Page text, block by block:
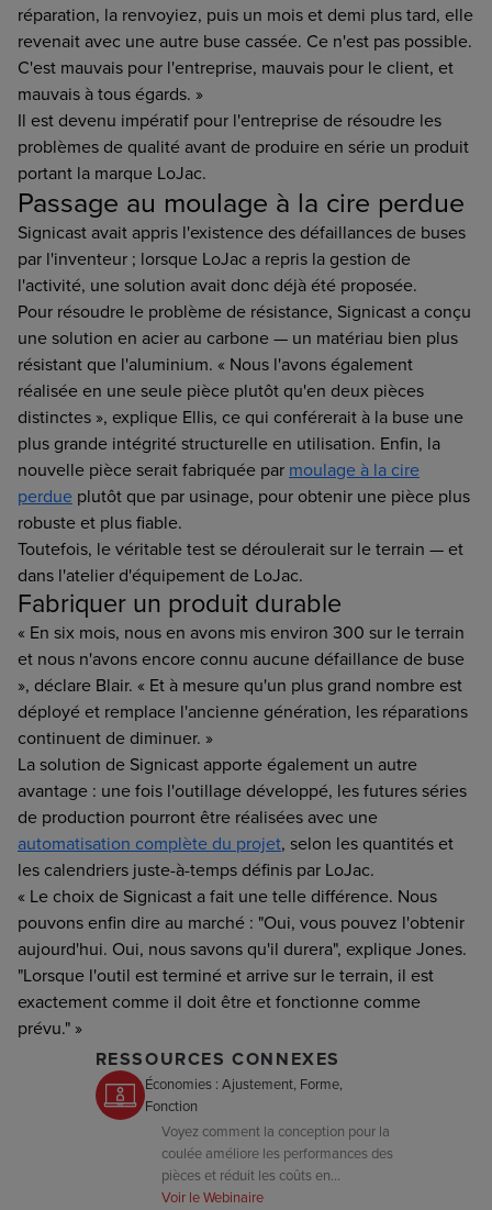
réparation, la renvoyiez, puis un mois et demi plus tard, elle
revenait avec une autre buse cassée. Ce n'est pas possible.
C'est mauvais pour l'entreprise, mauvais pour le client, et
mauvais à tous égards. »
Il est devenu impératif pour l'entreprise de résoudre les
problèmes de qualité avant de produire en série un produit
portant la marque LoJac.
Passage au moulage à la cire perdue
Signicast avait appris l'existence des défaillances de buses
par l'inventeur ; lorsque LoJac a repris la gestion de
l'activité, une solution avait donc déjà été proposée.
Pour résoudre le problème de résistance, Signicast a conçu
une solution en acier au carbone — un matériau bien plus
résistant que l'aluminium. « Nous l'avons également
réalisée en une seule pièce plutôt qu'en deux pièces
distinctes », explique Ellis, ce qui conférerait à la buse une
plus grande intégrité structurelle en utilisation. Enfin, la
nouvelle pièce serait fabriquée par moulage à la cire
perdue plutôt que par usinage, pour obtenir une pièce plus
robuste et plus fiable.
Toutefois, le véritable test se déroulerait sur le terrain — et
dans l'atelier d'équipement de LoJac.
Fabriquer un produit durable
« En six mois, nous en avons mis environ 300 sur le terrain
et nous n'avons encore connu aucune défaillance de buse
», déclare Blair. « Et à mesure qu'un plus grand nombre est
déployé et remplace l'ancienne génération, les réparations
continuent de diminuer. »
La solution de Signicast apporte également un autre
avantage : une fois l'outillage développé, les futures séries
de production pourront être réalisées avec une
automatisation complète du projet, selon les quantités et
les calendriers juste-à-temps définis par LoJac.
« Le choix de Signicast a fait une telle différence. Nous
pouvons enfin dire au marché : "Oui, vous pouvez l'obtenir
aujourd'hui. Oui, nous savons qu'il durera", explique Jones.
"Lorsque l'outil est terminé et arrive sur le terrain, il est
exactement comme il doit être et fonctionne comme
prévu." »
RESSOURCES CONNEXES
Économies : Ajustement, Forme,
Fonction
Voyez comment la conception pour la
coulée améliore les performances des
pièces et réduit les coûts en
optimisant la géométrie, les tolérances
Voir le Webinaire